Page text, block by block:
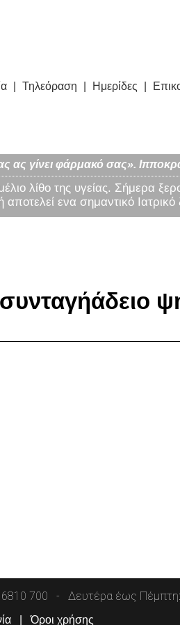
Τηλεόραση Ημερίδες
ας γίνει φάρμακό σας».
λίθο της υγείας. Σήμερα
ενα σημαντικό Ιατρικό
700 Δευτέρα έως
Όροι χρήσης